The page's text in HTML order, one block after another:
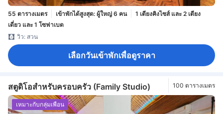
55 ตารางเมตร เข้าพักได้สูงสุด: ผู้ใหญ่ 6 คน
1 เตียงคิงไซส์ และ 2 เตียง
เดี่ยว และ 1 โซฟาเบด
วิว: สวน
เลือกวันเข้าพักเพื่อดูราคา
สตูดิโอสำหรับครอบครัว (Family Studio) 100 ตารางเมตร
เหมาะกับกลุ่มเพื่อน